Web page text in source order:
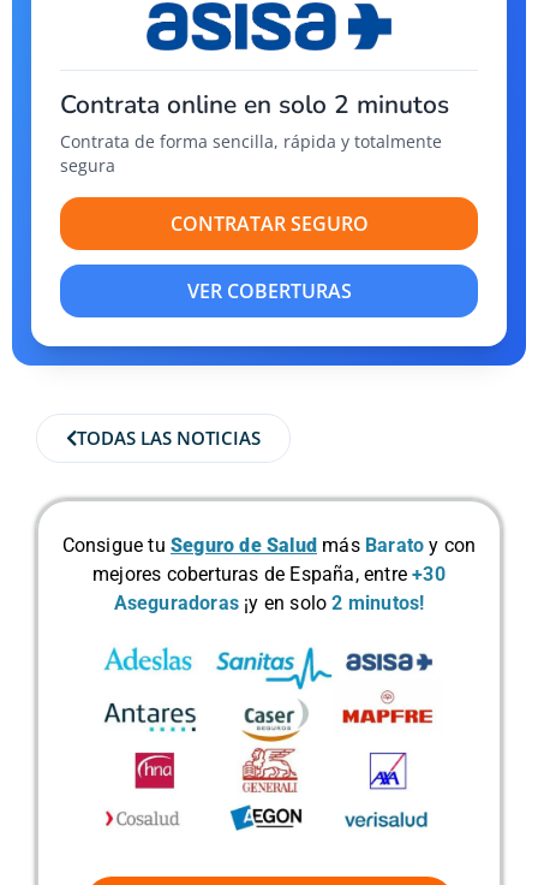
Contrata online en solo 2 minutos
Contrata de forma sencilla, rápida y totalmente
segura
CONTRATAR SEGURO
VER COBERTURAS
TODAS LAS NOTICIAS
Consigue tu Seguro de Salud más Barato y con
mejores coberturas de España, entre+30
Aseguradoras ¡y en solo2 minutos!